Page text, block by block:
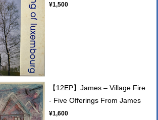
¥1,500
【12EP】James ‎– Village Fire
- Five Offerings From James
¥1,600